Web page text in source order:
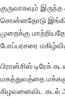
குருவாகவும்
சொன்னதோடு
முறைக்கு
போப்பரசரை
பிரான்சிஸ் டிரேக்
மகத்துவத்தை
கிழவனைவிட கடல்